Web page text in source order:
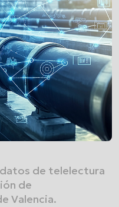
de telelectura
de
Valencia.